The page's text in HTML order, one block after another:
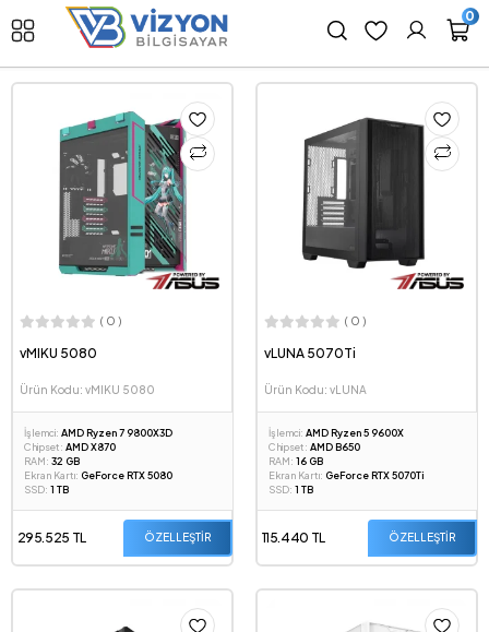
0
( 0 )
vMIKU 5080
Ürün Kodu: vMIKU 5080
İşlemci: AMD Ryzen 7 9800X3D
Chipset: AMD X870
RAM: 32 GB
Ekran Kartı: GeForce RTX 5080
SSD: 1 TB
295.525 TL ÖZELLEŞTİR
( 0 )
vLUNA 5070Ti
Ürün Kodu: vLUNA
İşlemci: AMD Ryzen 5 9600X
Chipset: AMD B650
RAM: 16 GB
Ekran Kartı: GeForce RTX 5070Ti
SSD: 1 TB
115.440 TL ÖZELLEŞTİR